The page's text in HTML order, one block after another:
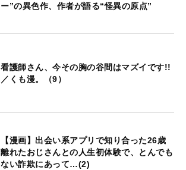
ー”の異色作、作者が語る“怪異の原点”
看護師さん、今その胸の谷間はマズイです!!
／くも漫。（9）
【漫画】出会い系アプリで知り合った26歳
離れたおじさんとの人生初体験で、とんでも
ない詐欺にあって…(2)